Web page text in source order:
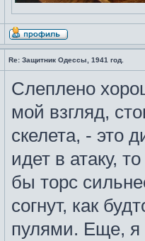
Re: Защитник Одессы, 1941 год.
Слеплено
мой взгляд,
скелета, - это
идет в атаку,
бы торс
согнут, как
пулями. Еще, я